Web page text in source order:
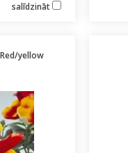
salīdzināt
yellow